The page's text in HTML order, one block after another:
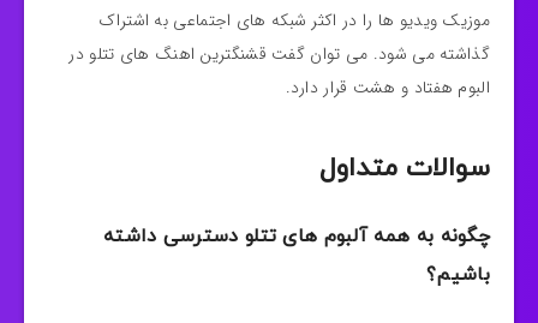
موزیک ویدیو ها را در اکثر شبکه های اجتماعی به اشتراک
گذاشته می شود. می توان گفت قشنگترین اهنگ های تتلو در
البوم هفتاد و هشت قرار دارد.
سوالات متداول
چگونه به همه آلبوم های تتلو دسترسی داشته
باشیم؟